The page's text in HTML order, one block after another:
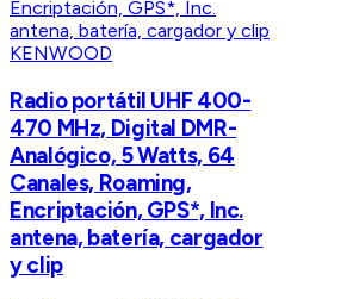
KENWOOD
Radio portátil UHF 400-
470 MHz, Digital DMR-
Analógico, 5 Watts, 64
Canales, Roaming,
Encriptación, GPS*, Inc.
antena, batería, cargador
y clip